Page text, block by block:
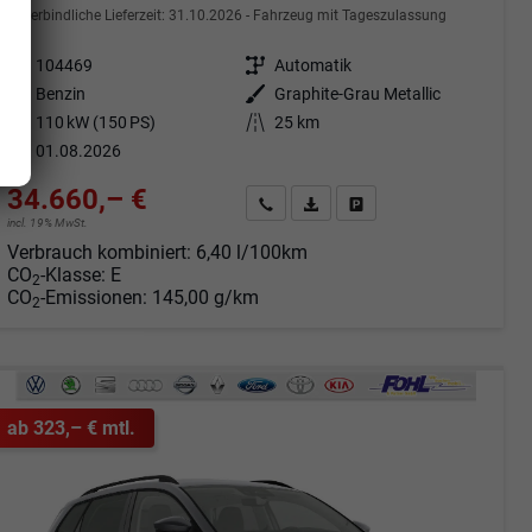
unverbindliche Lieferzeit: 31.10.2026 Fahrzeug mit Tageszulassung
104469 Getriebe Automatik
Benzin Außenfarbe
Graphite-Grau Metallic
110 kW (150 PS) Kilometerstand 25 km
01.08.2026
34.660,– €
incl. 19% MwSt.
Angebot anfordern
Fahrzeugexpose (PDF)
Fahrzeug parken
Verbrauch kombiniert: 6,40 l/100km
CO2-Klasse: E
CO2-Emissionen: 145,00 g/km
ab 323,– € mtl.